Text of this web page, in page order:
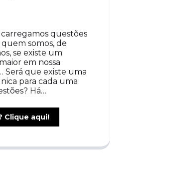
carregamos questões
quem somos, de
se existe um
em nossa
Será que existe uma
para cada uma
Há…
Clique aqui!